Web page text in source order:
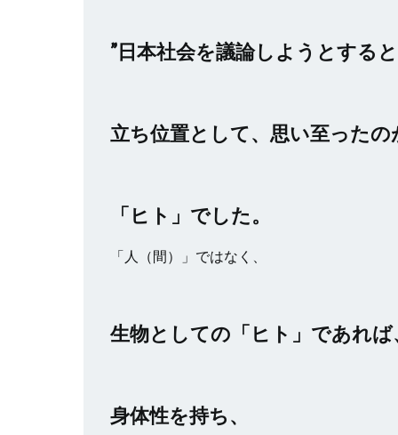
”日本社会を議論しようとする
立ち位置として、思い至ったの
「ヒト」でした。
「人（間）」ではなく、
生物としての「ヒト」であれば
身体性を持ち、